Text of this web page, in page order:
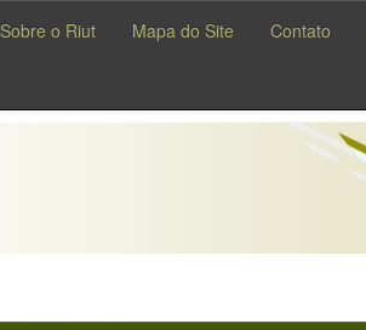
Sobre o Riut Mapa do Site Contato